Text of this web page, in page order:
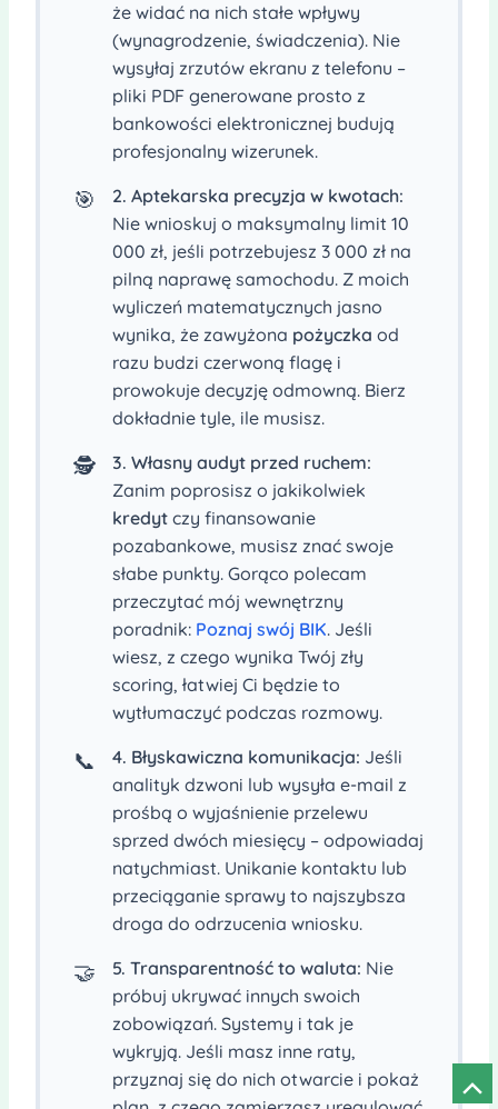
że widać na nich stałe wpływy
(wynagrodzenie, świadczenia). Nie
wysyłaj zrzutów ekranu z telefonu –
pliki PDF generowane prosto z
bankowości elektronicznej budują
profesjonalny wizerunek.
🎯
2. Aptekarska precyzja w kwotach:
Nie wnioskuj o maksymalny limit 10
000 zł, jeśli potrzebujesz 3 000 zł na
pilną naprawę samochodu. Z moich
wyliczeń matematycznych jasno
wynika, że zawyżona pożyczka od
razu budzi czerwoną flagę i
prowokuje decyzję odmowną. Bierz
dokładnie tyle, ile musisz.
🕵️
3. Własny audyt przed ruchem:
Zanim poprosisz o jakikolwiek
kredytczy finansowanie
pozabankowe, musisz znać swoje
słabe punkty. Gorąco polecam
przeczytać mój wewnętrzny
poradnik: Poznaj swój BIK. Jeśli
wiesz, z czego wynika Twój zły
scoring, łatwiej Ci będzie to
wytłumaczyć podczas rozmowy.
📞 4. Błyskawiczna komunikacja: Jeśli
analityk dzwoni lub wysyła e-mail z
prośbą o wyjaśnienie przelewu
sprzed dwóch miesięcy – odpowiadaj
natychmiast. Unikanie kontaktu lub
przeciąganie sprawy to najszybsza
droga do odrzucenia wniosku.
🤝 5. Transparentność to waluta: Nie
próbuj ukrywać innych swoich
zobowiązań. Systemy i tak je
wykryją. Jeśli masz inne raty,
przyznaj się do nich otwarcie i pokaż